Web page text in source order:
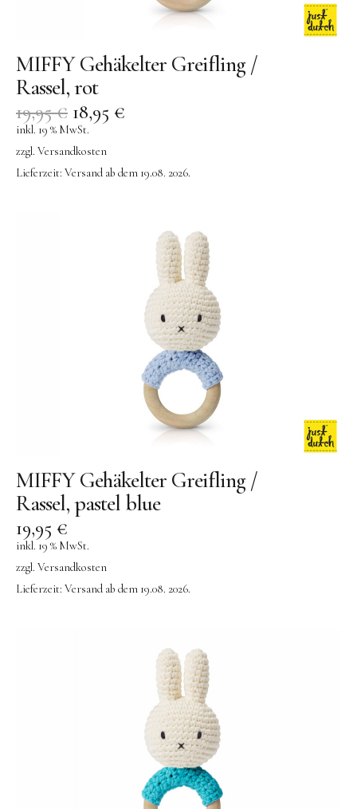
MIFFY Gehäkelter Greifling /
Rassel, rot
19,95€ 18,95 €
inkl. 19 % MwSt.
zzgl. Versandkosten
Lieferzeit: Versand ab dem 19.08. 2026.
MIFFY Gehäkelter Greifling /
Rassel, pastel blue
19,95 €
inkl. 19 % MwSt.
zzgl. Versandkosten
Lieferzeit: Versand ab dem 19.08. 2026.